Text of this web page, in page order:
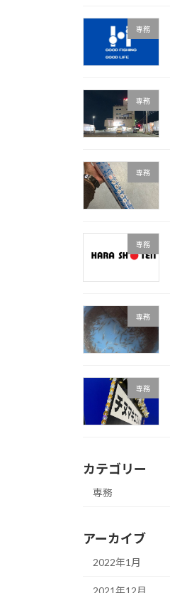
専務
専務
専務
専務
専務
専務
カテゴリー
専務
アーカイブ
2022年1月